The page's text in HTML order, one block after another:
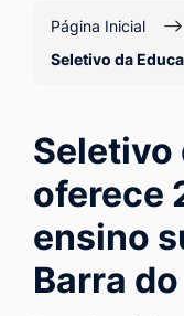
busca
para
o
rodapé
[alt+4]
Página Inicial
Seletivo da
Seletivo
oferece
ensino
Barra